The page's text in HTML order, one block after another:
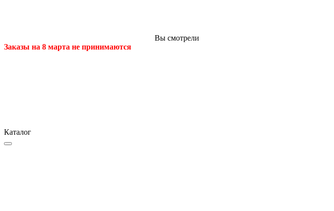
Вы смотрели
Заказы на 8 марта не принимаются
Каталог